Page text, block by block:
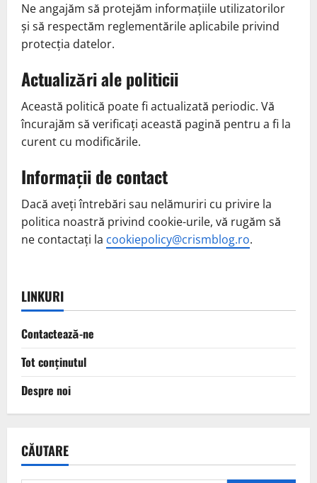
Ne angajăm să protejăm informațiile utilizatorilor
și să respectăm reglementările aplicabile privind
protecția datelor.
Actualizări ale politicii
Această politică poate fi actualizată periodic. Vă
încurajăm să verificați această pagină pentru a fi la
curent cu modificările.
Informații de contact
Dacă aveți întrebări sau nelămuriri cu privire la
politica noastră privind cookie-urile, vă rugăm să
ne contactați la cookiepolicy@crismblog.ro.
LINKURI
Contactează-ne
Tot conținutul
Despre noi
CĂUTARE